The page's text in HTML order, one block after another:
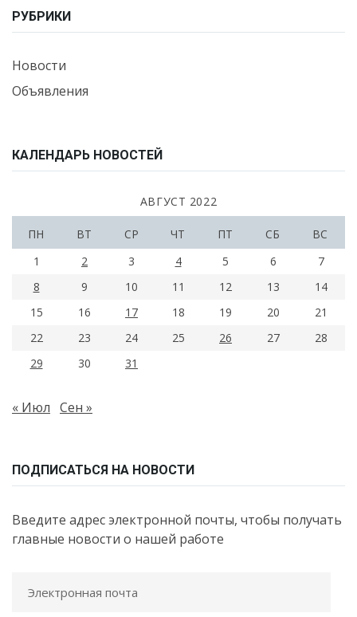
РУБРИКИ
Новости
Объявления
КАЛЕНДАРЬ НОВОСТЕЙ
АВГУСТ 2022
ПН ВТ СР ЧТ ПТ СБ
ВС
1
2 3 4 5 6
7
8
9 10 11 12 13
14
15
16 17 18 19 20
21
22
23 24 25 26 27
28
29
30 31
« Июл Сен »
ПОДПИСАТЬСЯ НА НОВОСТИ
Введите адрес электронной почты, чтобы получать
главные новости о нашей работе